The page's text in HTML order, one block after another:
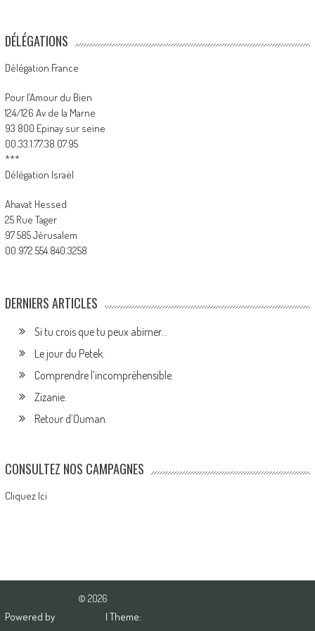
DÉLÉGATIONS
Délégation France
Pour l’Amour du Bien
124/126 Av de la Marne
93 800 Epinay sur seine
00.33.1.77.38.07.95
***
Délégation Israël
Ahavat Hessed
25 Rue Tager
97 585 Jérusalem
00.972.554.840.3258
DERNIERS ARTICLES
Si tu crois que tu peux abimer…
Le jour du Petek.
Comprendre l’incompréhensible.
Zizanie.
Retour d’Ouman.
CONSULTEZ NOS CAMPAGNES
Cliquez Ici
© 2026
Powered by | Theme: